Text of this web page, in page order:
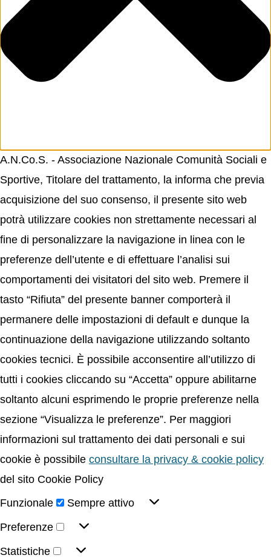
A.N.Co.S. - Associazione Nazionale Comunità Sociali e
Sportive, Titolare del trattamento, la informa che previa
acquisizione del suo consenso, il presente sito web
potrà utilizzare cookies non strettamente necessari al
fine di personalizzare la navigazione in linea con le
preferenze dell’utente e di effettuare l’analisi sui
comportamenti dei visitatori del sito web. Premere il
tasto “Rifiuta” del presente banner comporterà il
permanere delle impostazioni di default e dunque la
continuazione della navigazione utilizzando soltanto
cookies tecnici. È possibile acconsentire all’utilizzo di
tutti i cookies cliccando su “Accetta” oppure abilitarne
soltanto alcuni esprimendo le proprie preferenze nella
sezione “Visualizza le preferenze”. Per maggiori
informazioni sul trattamento dei dati personali e sui
cookie è possibile consultare la privacy & cookie policy
del sito Cookie Policy
Funzionale
Sempre attivo
Preferenze
Statistiche